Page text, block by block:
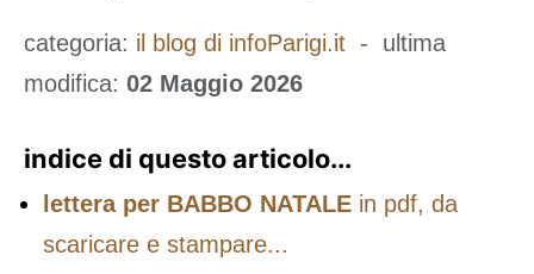
categoria: il blog di infoParigi.it - ultima
modifica: 02 Maggio 2026
indice di questo articolo...
lettera per BABBO NATALE in pdf, da
scaricare e stampare...